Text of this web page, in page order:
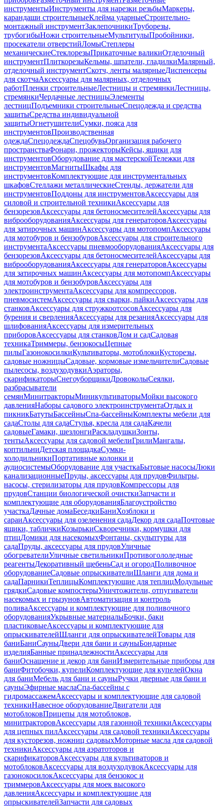
инструментыИнструменты для нарезки резьбыМаркеры,
карандаши строительныеКлейма ударныеСтроительно-
монтажный инструментЗаклепочникиТруборезы,
трубогибыНожи строительныеМультитулыПробойники,
просекатели отверстийЛомыСтеплеры
механическиеСтеклорезыПрикаточные валикиОтделочный
инструментПлиткорезыКельмы, шпатели, гладилкиМалярный,
отделочный инструментСкотч, ленты малярныеДиспенсеры
для скотчаАксессуары для малярных, отделочных
работПленки строительныеЛестницы и стремянкиЛестницы,
стремянкиЧердачные лестницыЭлементы
лестницПодъемники строительныеСпецодежда и средства
защитыСредства индивидуальной
защитыОгнетушителиСумки, пояса для
инструментовПроизводственная
одеждаСпецодеждаСпецобувьОрганизация рабочего
пространстваФонари, прожекторыКейсы, ящики для
инструментовОборудование для мастерскойТележки для
инструментовМагнитыШкафы для
инструментовКомплектующие для инструментальных
шкафовСтеллажи металлическиеСтенды, держатели для
инструментовПоддоны для инструментовАксессуары для
силовой и строительной техникиАксессуары для
бензорезовАксессуары для бетоносмесителейАксессуары для
виброоборудованияАксессуары для генераторовАксессуары
для затирочных машинАксессуары для мотопомпАксессуары
для мотобуров и бензобуровАксессуары для строительного
инструментаАксессуары пневмооборудованияАксессуары для
бензорезовАксессуары для бетоносмесителейАксессуары для
виброоборудованияАксессуары для генераторовАксессуары
для затирочных машинАксессуары для мотопомпАксессуары
для мотобуров и бензобуровАксессуары для
электроинструментаАксессуары для компрессоров,
пневмосистемАксессуары для сварки, пайкиАксессуары для
станковАксессуары для стружкоотсосовАксессуары для
бурения и сверленияАксессуары для резанияАксессуары для
шлифованияАксессуары для измерительных
приборовАксессуары для станковДом и садСадовая
техникаТриммеры, бензокосыЦепные
пилыГазонокосилкиКультиваторы, мотоблокиКусторезы,
садовые ножницыСадовые, кормовые измельчителиСадовые
пылесосы, воздуходувкиАэраторы,
скарификаторыСнегоуборщикиДровоколыСеялки,
разбрасыватели
семянМинитракторыМиникультиваторыМойки высокого
давленияНаборы садового электроинструментаОтдых и
пикникБатутыБассейныСпа-бассейныКомплекты мебели для
садаСтолы для садаСтулья, кресла для садаКачели
садовыеГамаки, шезлонгиРаскладушкиЗонты,
тентыАксессуары для садовой мебелиГрилиМангалы,
коптильниДетская площадкаСумки-
холодильникиПортативные колонки и
аудиосистемыОборудование для участкаБытовые насосыЛюки
канализационныеПруды, аксессуары для прудовФильтры,
насосы, стерилизаторы для прудовКомпрессоры для
прудовСтанции биологической очисткиЗапчасти и
комплектующие для оборудованияБлагоустройство
участкаДачные домаБеседкиБаниХозблоки и
сараиАксессуары для озеленения садаДекор для садаПочтовые
ящики, табличкиКозырькиСкворечники, кормушки для
птицДомики для насекомыхФонтаны, скульптуры для
садаПруды, аксессуары для прудовУличные
обогревателиУличные светильникиПротивогололедные
реагентыДекоративный щебеньСад и огородПоливочное
оборудованиеСадовые опрыскивателиШланги для дома и
садаПарникиТеплицыКомплектующие для теплицМодульные
грядкиСадовые компостерыУничтожители, отпугиватели
насекомых и грызуновАвтоматизация и контроль
поливаАксессуары и комплектующие для поливочного
оборудованияУкрывные материалыБочки, баки
пластиковыеАксессуары и комплектующие для
опрыскивателейШланги для опрыскивателейТовары для
баниБаниСауныДвери для бани и сауныБондарные
изделияБанные принадлежностиАксессуары для
баниОснащение и декор для баниИзмерительные приборы для
баниФитобочки, купелиКомплектующие для купелейОкна
для баниМебель для бани и сауныРучки дверные для бани и
сауныЭфирные маслаСпа-бассейны с
гидромассажемАксессуары и комплектующие для садовой
техникиНавесное оборудованиеДвигатели для
мотоблоковПрицепы для мотоблоков,
минитракторовАксессуары для газонной техникиАксессуары
для цепных пилАксессуары для садовой техникиАксессуары
для кусторезов, ножниц садовыхМоторные масла для садовой
техникиАксессуары для аэратоторов и
скарификаторовАксессуары для культиваторов и
мотоблоковАксессуары для воздуходувокАксессуары для
газонокосилокАксессуары для бензокос и
триммеровАксессуары для моек высокого
давленияАксессуары и комплектующие для
опрыскивателейЗапчасти для садовых